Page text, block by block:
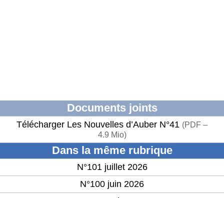
Documents joints
Télécharger Les Nouvelles d’Auber N°41 (PDF –
4.9 Mio)
Dans la même rubrique
N°101 juillet 2026
N°100 juin 2026